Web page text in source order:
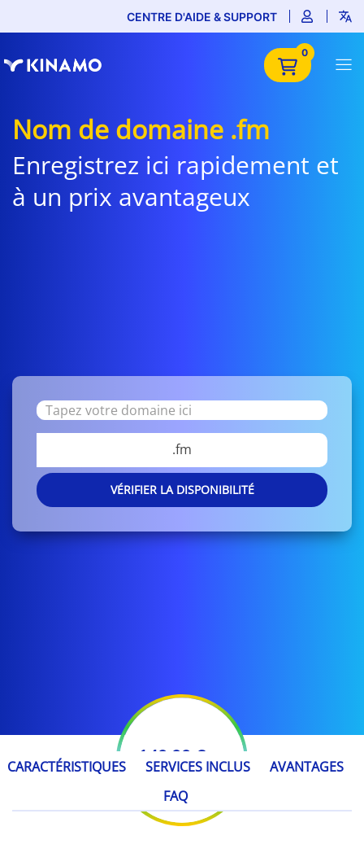
CENTRE D'AIDE & SUPPORT
0
Nom de domaine .fm
Enregistrez ici rapidement et
à un prix avantageux
.fm
VÉRIFIER LA DISPONIBILITÉ
149,99 € / an
CARACTÉRISTIQUES SERVICES INCLUS
AVANTAGES
FAQ